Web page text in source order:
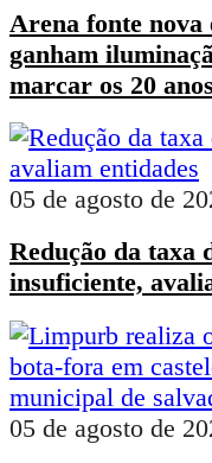
Arena fonte nova
ganham
marcar os 20
05 de agosto de
Redução da taxa
insuficiente,
05 de agosto de